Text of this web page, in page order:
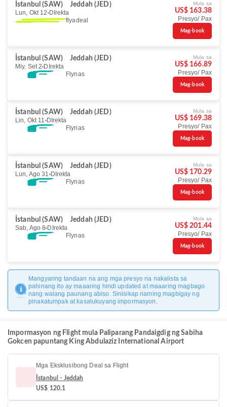
İstanbul (SAW)
Jeddah (JED)
Lun, Okt 12 DIrekta
flyadeal
Mula sa
US$ 163.38
Presyo/ Pax
Mag-book
İstanbul (SAW)
Jeddah (JED)
Miy, Set 2 DIrekta
Flynas
Mula sa
US$ 166.89
Presyo/ Pax
Mag-book
İstanbul (SAW)
Jeddah (JED)
Lin, Okt 11 DIrekta
Flynas
Mula sa
US$ 169.38
Presyo/ Pax
Mag-book
İstanbul (SAW)
Jeddah (JED)
Lun, Ago 31 DIrekta
Flynas
Mula sa
US$ 170.29
Presyo/ Pax
Mag-book
İstanbul (SAW)
Jeddah (JED)
Sab, Ago 8 DIrekta
Flynas
Mula sa
US$ 201.44
Presyo/ Pax
Mag-book
Mangyaring tandaan na ang mga presyo na nakalista sa
pahinang ito ay maaaring hindi updated at maaaring magbago
nang walang paunang abiso. Sinisikap naming magbigay ng
pinakatumpak at kasalukuyang impormasyon.
Impormasyon ng Flight mula Paliparang Pandaigdig ng Sabiha
Gokcen papuntang King Abdulaziz International Airport
Mga Eksklusibong Deal sa Flight
İstanbul - Jeddah
US$ 120.1